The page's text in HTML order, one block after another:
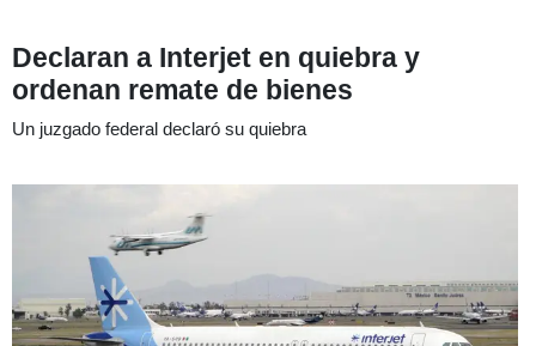
Declaran a Interjet en quiebra y
ordenan remate de bienes
Un juzgado federal declaró su quiebra